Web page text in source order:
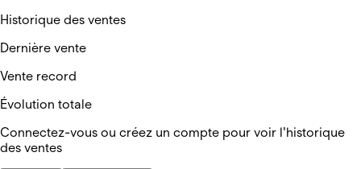
Historique des ventes
Dernière vente
Vente record
Évolution totale
Connectez-vous ou créez un compte pour voir l'historique
des ventes